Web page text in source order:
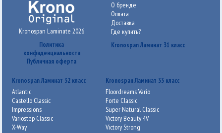
Kronospan Laminate 2026
Политика
конфиденциальности
Публичная оферта
О бренде
Оплата
Доставка
Где купить?
Kronospan Ламинат 31 класс
Kronospan Ламинат 32 класс
Atlantic
Castello Classic
Impressions
Variostep Classic
X-Way
Kronospan Ламинат 33 класс
Floordreams Vario
Forte Classic
Super Natural Classic
Victory Beauty 4V
Victory Strong